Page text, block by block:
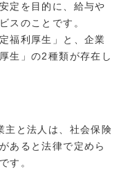
定を目的に、給与や
スのことです。
福利厚生」と、企業
生」の2種類が存在し
主と法人は、社会保険
あると法律で定めら
す。